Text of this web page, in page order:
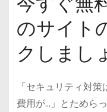
のサイト
クしまし
「セキュリティ対
費用が…」とためら